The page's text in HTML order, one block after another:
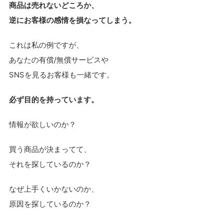
商品は売れないどころか、
逆にお客様の感情を損なってしまう。
これは私の例ですが、
あなたの有償/無償サービスや
SNSを見るお客様も一緒です。
必ず目的を持っています。
情報が欲しいのか？
買う商品が決まってて、
それを探しているのか？
なぜ上手くいかないのか、
原因を探しているのか？